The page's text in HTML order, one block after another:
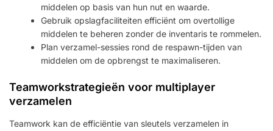
middelen op basis van hun nut en waarde.
Gebruik opslagfaciliteiten efficiënt om overtollige
middelen te beheren zonder de inventaris te rommelen.
Plan verzamel-sessies rond de respawn-tijden van
middelen om de opbrengst te maximaliseren.
Teamworkstrategieën voor multiplayer
verzamelen
Teamwork kan de efficiëntie van sleutels verzamelen in